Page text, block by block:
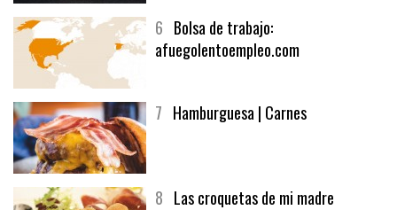
6 Bolsa de trabajo:
afuegolentoempleo.com
7 Hamburguesa | Carnes
8 Las croquetas de mi madre